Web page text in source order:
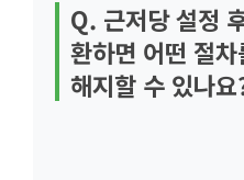
Q. 근저당 설정
환하면 어떤 절
해지할 수 있나요